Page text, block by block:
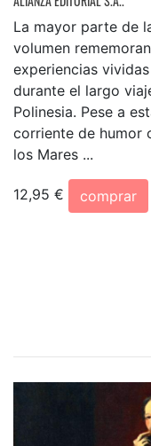
La mayor parte de
volumen
experiencias
durante el largo
Polinesia. Pese a
corriente de humor
los Mares ...
12,95 €
comprar